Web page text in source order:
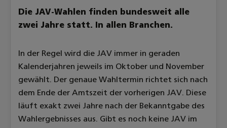
Die JAV-Wahlen finden bundesweit alle
zwei Jahre statt. In allen Branchen.
In der Regel wird die JAV immer in geraden
Kalenderjahren jeweils im Oktober und November
gewählt. Der genaue Wahltermin richtet sich nach
dem Ende der Amtszeit der vorherigen JAV. Diese
läuft exakt zwei Jahre nach der Bekanntgabe des
Wahlergebnisses aus. Gibt es noch keine JAV im